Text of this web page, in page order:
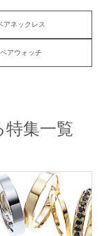
アネックレス
ペアウォッチ
集一覧